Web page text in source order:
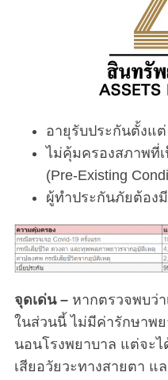
อายุรับประกันตั้งแ
ไม่คุ้มครองสภาพที่
(Pre-Existing
ผู้ทำประกันภัยต้อง
จุดเด่น –หากตรวจพบว่า
ในส่วนนี้ ไม่มีค่ารักษาพ
นอนโรงพยาบาล แต่จะ
เสียอวัยวะทางสายตา แ